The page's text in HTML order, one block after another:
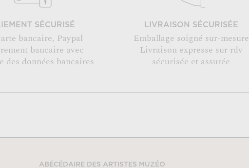
SÉCURISÉ
bancaire, Paypal
bancaire avec
des données bancaires
LIVRAISON SÉCURISÉE
Emballage soigné sur-mesure
Livraison expresse sur rdv
sécurisée et assurée
ABÉCÉDAIRE DES ARTISTES MUZÉO